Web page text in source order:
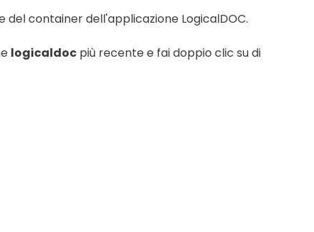
container dell'applicazione LogicalDOC.
logicaldoc più recente e fai doppio clic su di